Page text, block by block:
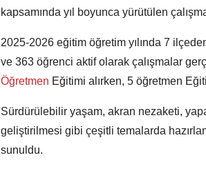
kapsamında yıl boyunca yürütülen
2025-2026 eğitim öğretim yılında 7
ve 363 öğrenci aktif olarak çalışmalar
Öğretmen Eğitimi alırken, 5 öğretmen
Sürdürülebilir yaşam, akran nezaketi,
geliştirilmesi gibi çeşitli temalarda
sunuldu.